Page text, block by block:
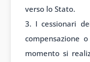
verso lo Stato.
I cessionari
compensazione
momento si